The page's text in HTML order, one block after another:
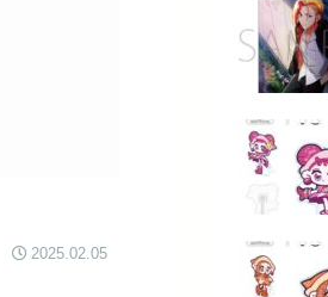
2025.02.05